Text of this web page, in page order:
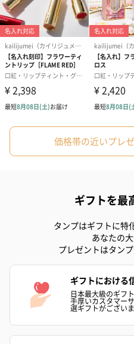
価格帯の近いプレ
ギフトを最
タンプはギフトに特
あなたの大
プレゼントはタン
ギフトにおける
日本最大級のギフ
手厚いカスタマー
選ギフトがございま